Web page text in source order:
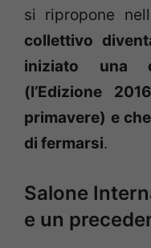
si ripropone
collettivo
iniziato una
(l’Edizione
primavere) e
di fermarsi.
Salone
e un